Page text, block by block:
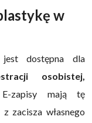
w
jest dostępna dla
osobistej,
zapisy mają tę
zacisza własnego